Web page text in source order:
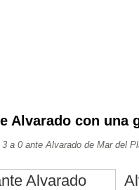
Alvarado con una
a 0 ante Alvarado de Mar del